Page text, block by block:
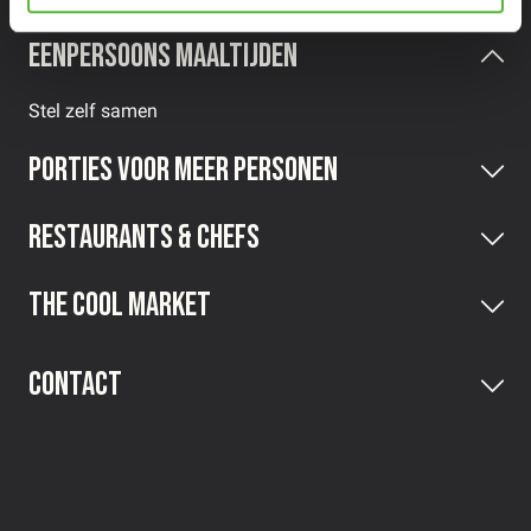
Eenpersoons maaltijden
Stel zelf samen
Porties voor meer personen
Restaurants & Chefs
The Cool Market
Contact